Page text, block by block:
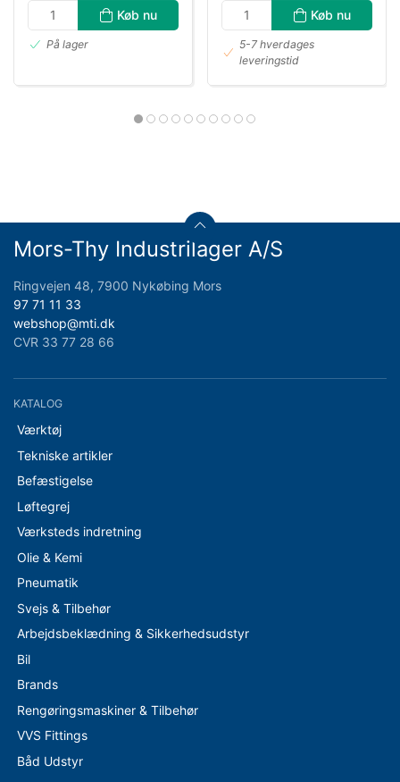
Køb nu
På lager
Køb nu
5-7 hverdages
leveringstid
Mors-Thy Industrilager A/S
Ringvejen 48, 7900 Nykøbing Mors
97 71 11 33
webshop@mti.dk
CVR 33 77 28 66
KATALOG
Værktøj
Tekniske artikler
Befæstigelse
Løftegrej
Værksteds indretning
Olie & Kemi
Pneumatik
Svejs & Tilbehør
Arbejdsbeklædning & Sikkerhedsudstyr
Bil
Brands
Rengøringsmaskiner & Tilbehør
VVS Fittings
Båd Udstyr